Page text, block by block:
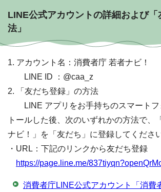
LINE公式アカウントの詳細および「
法」
1. アカウント名：消費者庁 若者ナビ！
LINE ID ：@caa_z
2. 「友だち登録」の方法
LINE アプリをお手持ちのスマートフ
トールした後、次のいずれかの方法で、
ナビ！」を「友だち」に登録してください
・URL：下記のリンクから友だち登録
https://page.line.me/
消費者庁LINE公式アカウント「消費